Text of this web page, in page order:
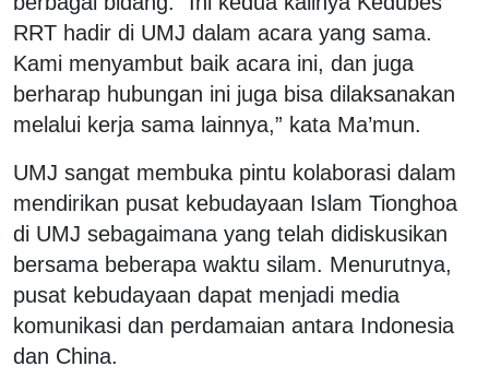
RRT hadir di UMJ dalam acara yang sama.
Kami menyambut baik acara ini, dan juga
berharap hubungan ini juga bisa dilaksanakan
melalui kerja sama lainnya,” kata Ma’mun.
UMJ sangat membuka pintu kolaborasi dalam
mendirikan pusat kebudayaan Islam Tionghoa
di UMJ sebagaimana yang telah didiskusikan
bersama beberapa waktu silam. Menurutnya,
pusat kebudayaan dapat menjadi media
komunikasi dan perdamaian antara Indonesia
dan China.